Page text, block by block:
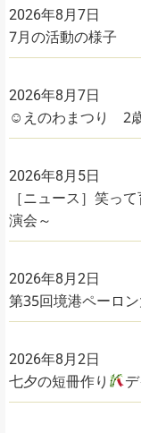
2026年8月7日
7月の活動の様子
2026年8月7日
☺えのわまつり 2
2026年8月5日
［ニュース］笑っ
演会～
2026年8月2日
第35回境港ペーロ
2026年8月2日
七夕の短冊作り